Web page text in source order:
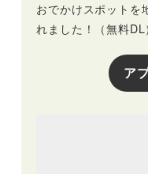
おでかけスポットを
れました！（無料DL
ア